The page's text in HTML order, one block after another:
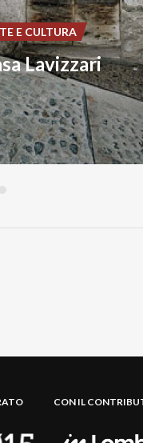
Lavizzari
E CULTURA
CON IL